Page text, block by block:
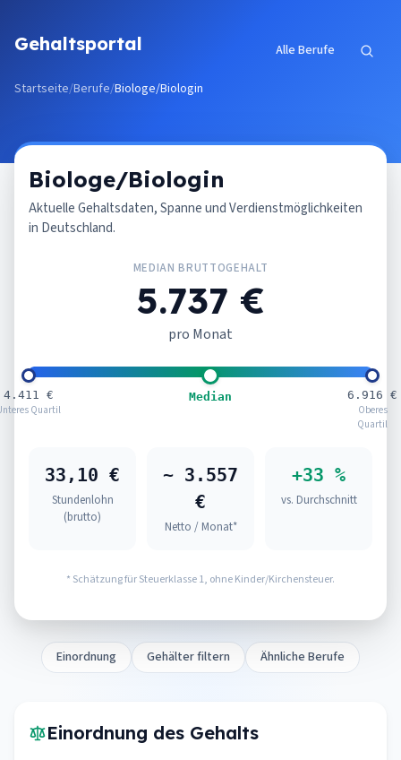
Gehaltsportal Alle Berufe
Startseite/Berufe/Biologe/Biologin
Biologe/Biologin
Aktuelle Gehaltsdaten, Spanne und Verdienstmöglichkeiten
in Deutschland.
MEDIAN BRUTTOGEHALT
5.737 €
pro Monat
4.411 €
Quartil
Median
6.916 €
Oberes
Quartil
33,10 €
Stundenlohn
(brutto)
~ 3.557
€
Netto / Monat*
+33 %
vs. Durchschnitt
* Schätzung für Steuerklasse 1, ohne Kinder/Kirchensteuer.
Einordnung Gehälter filtern Ähnliche Berufe
Einordnung des Gehalts